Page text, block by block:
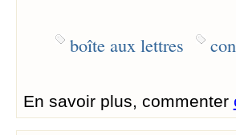
boîte aux lettres
En savoir plus, commenter